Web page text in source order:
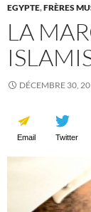
EGYPTE,FRÈRES
LA
DÉCEMBRE 30,
Email Twitter